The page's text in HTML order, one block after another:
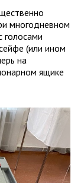
многодневном
голосами
(или ином
на
ящике